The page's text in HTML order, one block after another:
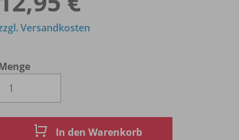
Versandkosten
In den Warenkorb